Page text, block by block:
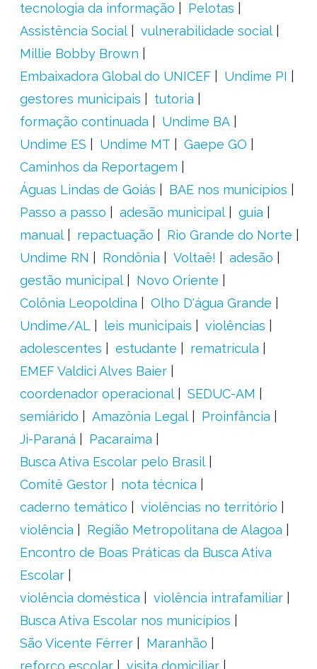
tecnologia da informação
Pelotas
Assistência Social
vulnerabilidade social
Millie Bobby Brown
Embaixadora Global do UNICEF
Undime PI
gestores municipais
tutoria
formação continuada
Undime BA
Undime ES
Undime MT
Gaepe GO
Caminhos da Reportagem
Águas Lindas de Goiás
BAE nos municípios
Passo a passo
adesão municipal
guia
manual
repactuação
Rio Grande do Norte
Undime RN
Rondônia Voltaê!
adesão
gestão municipal
Novo Oriente
Colônia Leopoldina
Olho D'água Grande
Undime/AL
leis municipais
violências
adolescentes
estudante
rematrícula
EMEF Valdici Alves Baier
coordenador operacional
SEDUC-AM
semiárido
Amazônia Legal
Proinfância
Ji-Paraná
Pacaraima
Busca Ativa Escolar pelo Brasil
Comitê Gestor
nota técnica
caderno temático
violências no território
violência
Região Metropolitana de Alagoa
Encontro de Boas Práticas da Busca Ativa
Escolar
violência doméstica
violência intrafamiliar
Busca Ativa Escolar nos municípios
São Vicente Férrer
Maranhão
reforço escolar
visita domiciliar